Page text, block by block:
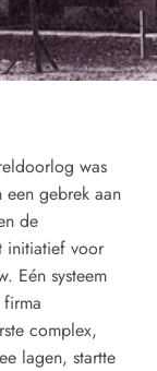
was
gebrek aan
de
initiatief voor
Eén systeem
complex,
lagen, startte